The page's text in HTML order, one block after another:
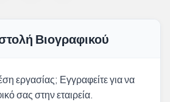
Βιογραφικού
εργασίας; Εγγραφείτε για να
σας στην εταιρεία.